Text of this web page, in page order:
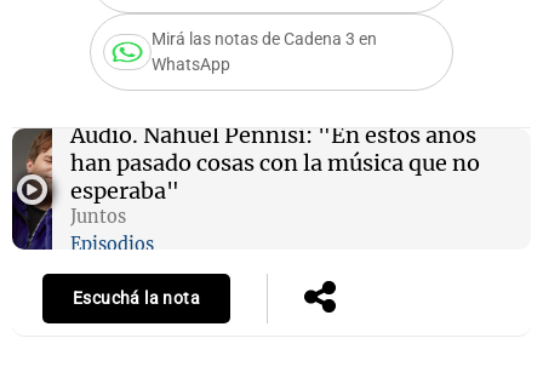
Mirá las notas de Cadena 3 en
WhatsApp
Audio. Nahuel Pennisi: "En estos años
han pasado cosas con la música que no
esperaba"
Juntos
Episodios
Escuchá la nota